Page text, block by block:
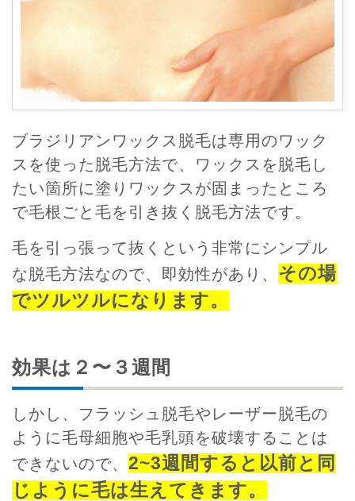
ブラジリアンワックス脱毛は専用のワック
スを使った脱毛方法で、ワックスを脱毛し
たい箇所に塗りワックスが固まったところ
で毛根ごと毛を引き抜く脱毛方法です。
毛を引っ張って抜くという非常にシンプル
な脱毛方法なので、即効性があり、 その場
でツルツルになります。
効果は２〜３週間
しかし、フラッシュ脱毛やレーザー脱毛の
ように毛母細胞や毛乳頭を破壊することは
できないので、 2~3週間すると以前と同
じように毛は生えてきます。